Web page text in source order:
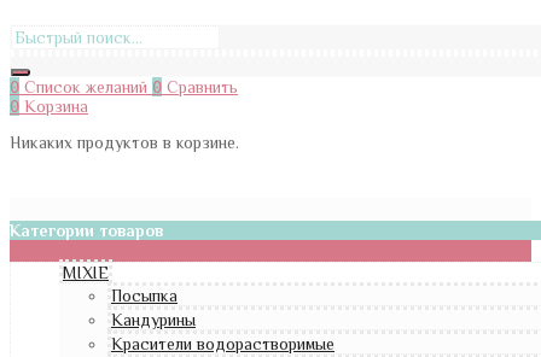
0 Список желаний 0 Сравнить
0 Корзина
Никаких продуктов в корзине.
Категории товаров
MIXIE
Посыпка
Кандурины
Красители водорастворимые